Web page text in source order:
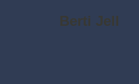
Berti Jell